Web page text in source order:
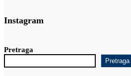
Instagram
Pretraga
Pretraga